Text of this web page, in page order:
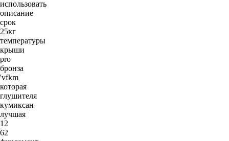
использовать
описание
срок
25кг
температуры
крыши
pro
бронза
'vfkm
которая
глушителя
кумиксан
лучшая
12
62